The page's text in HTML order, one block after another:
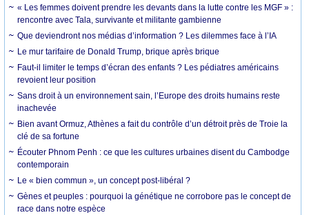
« Les femmes doivent prendre les devants dans la lutte contre les MGF » :
rencontre avec Tala, survivante et militante gambienne
Que deviendront nos médias d’information ? Les dilemmes face à l’IA
Le mur tarifaire de Donald Trump, brique après brique
Faut-il limiter le temps d’écran des enfants ? Les pédiatres américains
revoient leur position
Sans droit à un environnement sain, l’Europe des droits humains reste
inachevée
Bien avant Ormuz, Athènes a fait du contrôle d’un détroit près de Troie la
clé de sa fortune
Écouter Phnom Penh : ce que les cultures urbaines disent du Cambodge
contemporain
Le « bien commun », un concept post-libéral ?
Gènes et peuples : pourquoi la génétique ne corrobore pas le concept de
race dans notre espèce